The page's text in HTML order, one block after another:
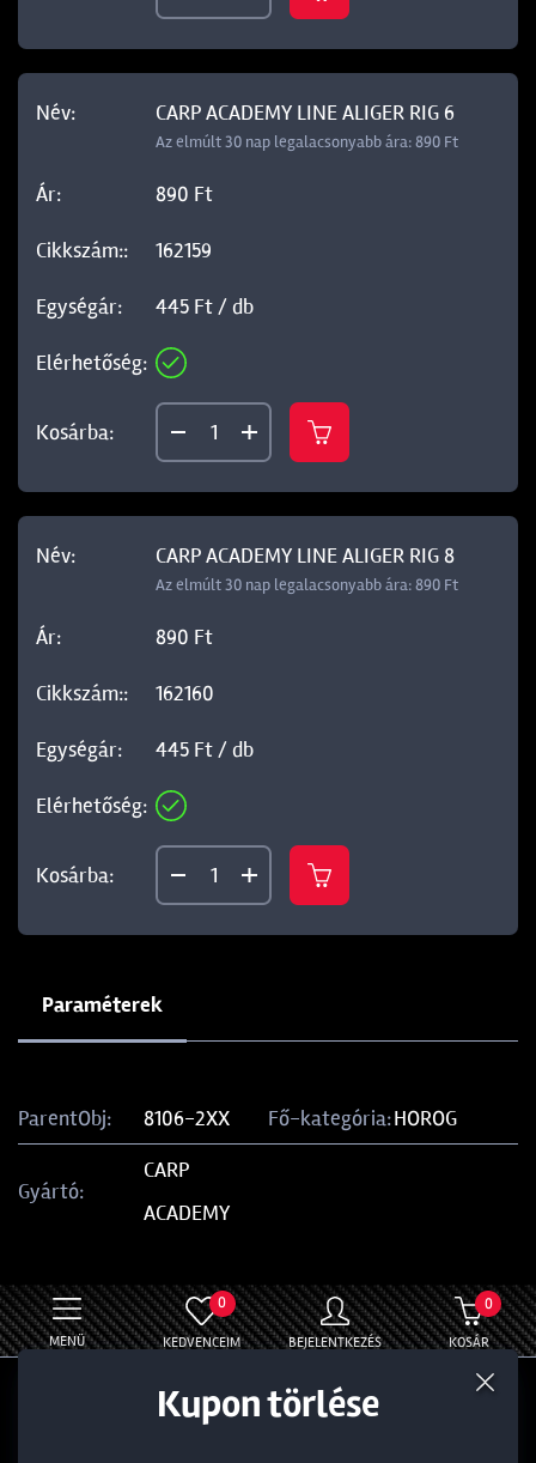
CARP ACADEMY LINE ALIGER RIG 6
Az elmúlt 30 nap legalacsonyabb ára: 890 Ft
890 Ft
162159
445 Ft / db
CARP ACADEMY LINE ALIGER RIG 8
Az elmúlt 30 nap legalacsonyabb ára: 890 Ft
890 Ft
162160
445 Ft / db
Paraméterek
ParentObj: 8106-2XX Fő-kategória:HOROG
Gyártó:
CARP
ACADEMY
MENÜ
0
KEDVENCEIM BEJELENTKEZÉS
0
KOSÁR
Információ
Termék törlése a kosárból
Kedvezmény törlése
Kupon törlése